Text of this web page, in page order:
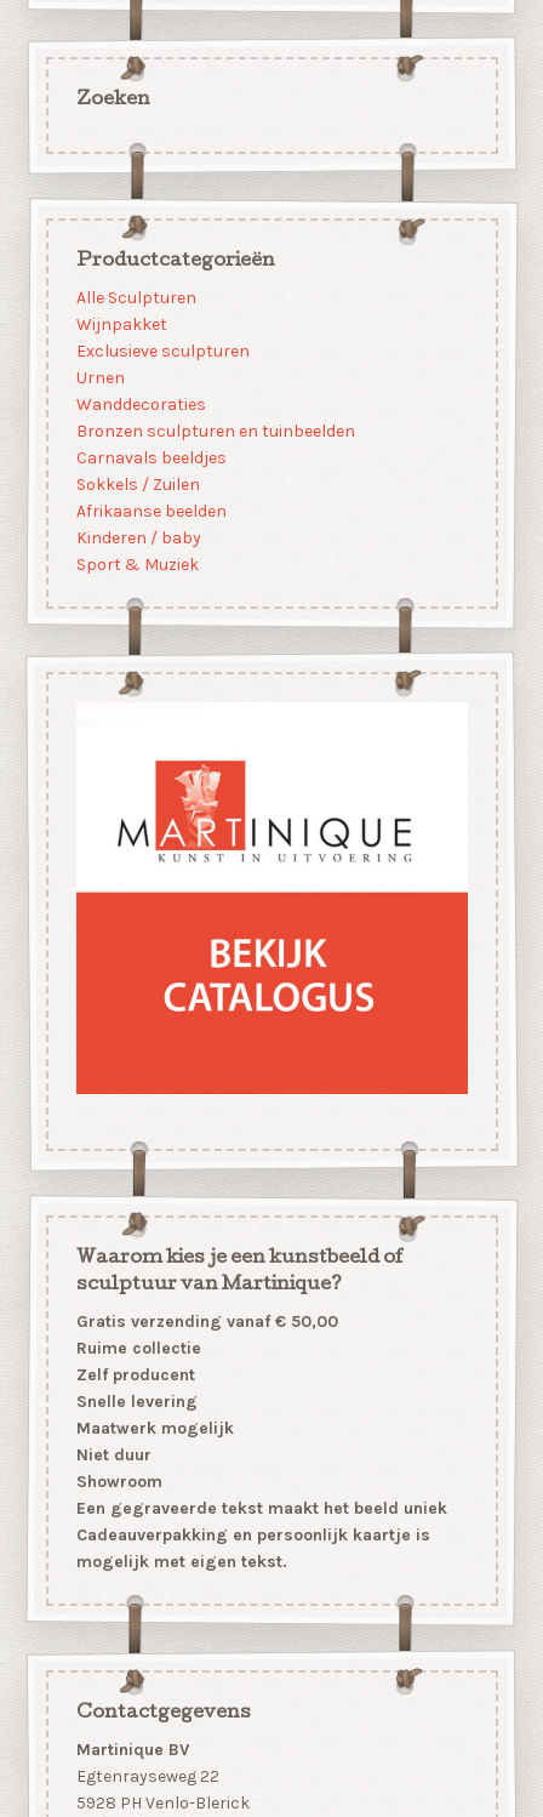
Zoeken
Productcategorieën
Alle Sculpturen
Wijnpakket
Exclusieve sculpturen
Urnen
Wanddecoraties
Bronzen sculpturen en tuinbeelden
Carnavals beeldjes
Sokkels / Zuilen
Afrikaanse beelden
Kinderen / baby
Sport & Muziek
Waarom kies je een kunstbeeld of
sculptuur van Martinique?
Gratis verzending vanaf € 50,00
Ruime collectie
Zelf producent
Snelle levering
Maatwerk mogelijk
Niet duur
Showroom
Een gegraveerde tekst maakt het beeld uniek
Cadeauverpakking en persoonlijk kaartje is
mogelijk met eigen tekst.
Contactgegevens
Martinique BV
Egtenrayseweg 22
5928 PH Venlo-Blerick